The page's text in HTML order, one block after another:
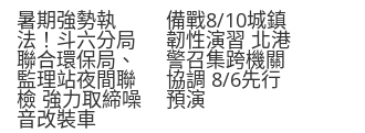
暑期強勢執
法！斗六分局
聯合環保局、
監理站夜間聯
檢 強力取締噪
音改裝車
備戰8/10城鎮
韌性演習 北港
警召集跨機關
協調 8/6先行
預演